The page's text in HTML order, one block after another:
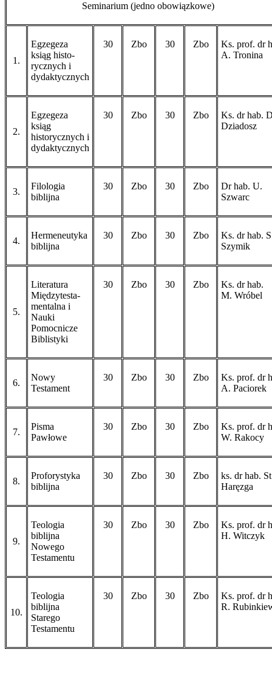
Seminarium (jedno obowiązkowe)
1.
Egzegeza
ksiąg histo­
rycz­nych i
dydaktycznych
30 Zbo 30 Zbo
Ks. prof. dr
A. Tronina
2.
Egzegeza
ksiąg
historycz­nych i
dydaktycznych
30 Zbo 30 Zbo
Ks. dr hab.
Dziadosz
3.
Filologia
biblijna
30 Zbo 30 Zbo
Dr hab. U.
Szwarc
4.
Hermeneutyka
biblijna
30 Zbo 30 Zbo
Ks. dr hab.
Szymik
5.
Literatura
Międzytesta­
men­tal­na i
Nauki
Pomocnicze
Bi­bli­styki
30 Zbo 30 Zbo
Ks. dr hab.
M. Wróbel
6.
Nowy
Testament
30 Zbo 30 Zbo
Ks. prof. dr
A. Paciorek
7.
Pisma
Pawłowe
30 Zbo 30 Zbo
Ks. prof. dr
W. Rakocy
8.
Proforystyka
biblijna
30 Zbo 30 Zbo
ks. dr hab.
Haręzga
9.
Teologia
biblijna
Nowego
Testamentu
30 Zbo 30 Zbo
Ks. prof. dr
H. Witczyk
10.
Teologia
biblijna
Starego
Testamentu
30 Zbo 30 Zbo
Ks. prof. dr
R.